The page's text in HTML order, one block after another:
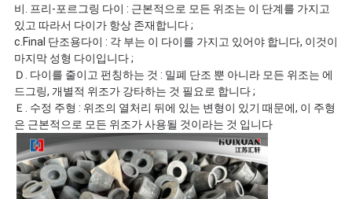
비. 프리-포르그링 다이 : 근본적으로 모든 위조는 이 단계를 가지고
있고 따라서 다이가 항상 존재합니다 ;
c.Final 단조용다이 : 각 부는 이 다이를 가지고 있어야 합니다, 이것이
마지막 성형 다이입니다 ;
Ｄ. 다이를 줄이고 펀칭하는 것 : 밀폐 단조 뿐 아니라 모든 위조는 에
드그링, 개별적 위조가 강타하는 것 필요로 합니다 ;
Ｅ. 수정 주형 : 위조의 열처리 뒤에 있는 변형이 있기 때문에, 이 주형
은 근본적으로 모든 위조가 사용될 것이라는 것 입니다